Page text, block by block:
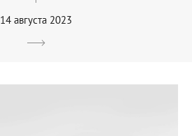
14 августа 2023